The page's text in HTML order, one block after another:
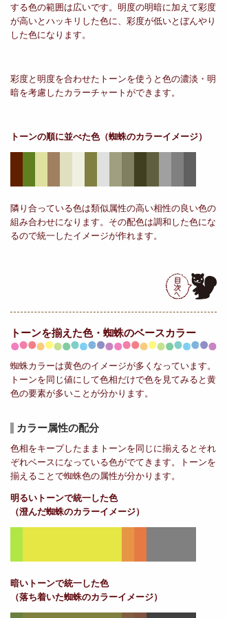
する色の範囲は広いです。明度の明暗に加えて彩度
が高いとハッキリした色に、彩度が低いとぼんやり
した色になります。
彩度と明度を合わせたトーンを使うと色の濃淡・明
暗を考慮したカラーチャートができます。
トーンの順に並べた色（蜘蛛のカラーイメージ）
隣り合っている色は類似属性の高い相性の良い色の
組み合わせになります。その配色は調和した色にな
るので統一したイメージが作れます。
トーンを揃えた色・蜘蛛のベースカラー
蜘蛛カラーは黄色のイメージが多くなっています。
トーンを同じ値にして色相だけで色を見てみると黄
色の要素が多いことが分かります。
カラー属性の配分
色相をキープしたままトーンを同じに揃えるとそれ
ぞれベースになっている色がでてきます。トーンを
揃えることで蜘蛛色の属性が分かります。
明るいトーンで統一した色
（澄んだ蜘蛛のカラーイメージ）
暗いトーンで統一した色
（落ち着いた蜘蛛のカラーイメージ）